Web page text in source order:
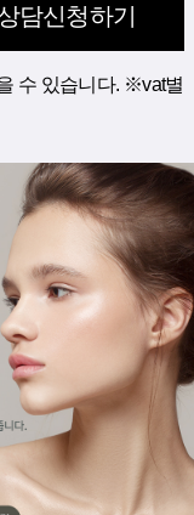
담신청하기
수 있습니다. ※vat별